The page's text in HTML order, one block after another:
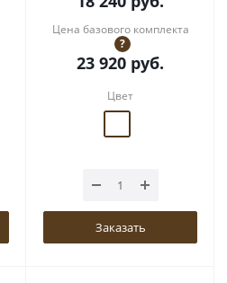
Цена базового комплекта
?
23 920 руб.
Цвет
Заказать